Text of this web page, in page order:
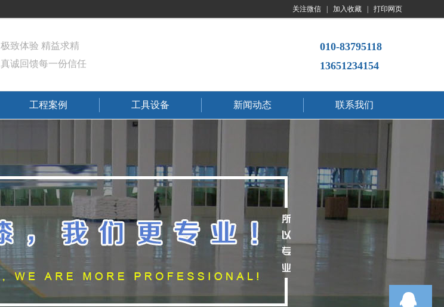
关注微信 加入收藏 打印网页
极致体验 精益求精
真诚回馈每一份信任
010-83795118
13651234154
工程案例 工具设备 新闻动态 联系我们